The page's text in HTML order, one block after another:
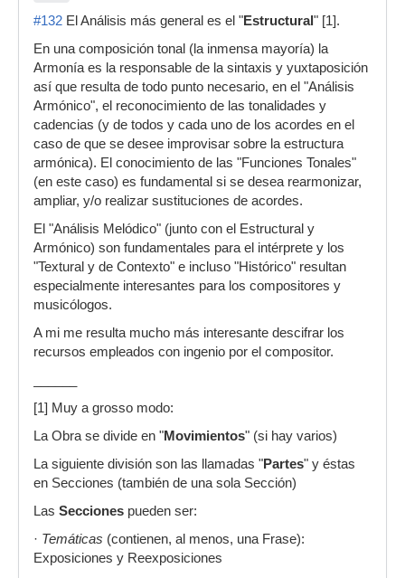
#132 El Análisis más general es el "Estructural" [1].
En una composición tonal (la inmensa mayoría) la
Armonía es la responsable de la sintaxis y yuxtaposición
así que resulta de todo punto necesario, en el "Análisis
Armónico", el reconocimiento de las tonalidades y
cadencias (y de todos y cada uno de los acordes en el
caso de que se desee improvisar sobre la estructura
armónica). El conocimiento de las "Funciones Tonales"
(en este caso) es fundamental si se desea rearmonizar,
ampliar, y/o realizar sustituciones de acordes.
El "Análisis Melódico" (junto con el Estructural y
Armónico) son fundamentales para el intérprete y los
"Textural y de Contexto" e incluso "Histórico" resultan
especialmente interesantes para los compositores y
musicólogos.
A mi me resulta mucho más interesante descifrar los
recursos empleados con ingenio por el compositor.
[1] Muy a grosso modo:
La Obra se divide en "Movimientos" (si hay varios)
La siguiente división son las llamadas "Partes" y éstas
en Secciones (también de una sola Sección)
Las Secciones pueden ser:
· Temáticas (contienen, al menos, una Frase):
Exposiciones y Reexposiciones